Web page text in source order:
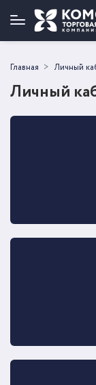
Главная Личный
Личный